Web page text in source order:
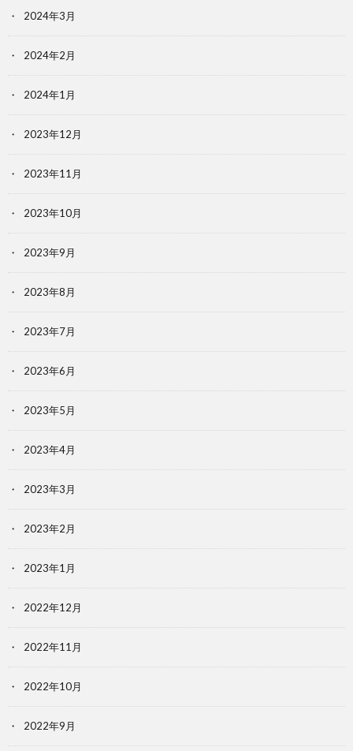
2024年3月
2024年2月
2024年1月
2023年12月
2023年11月
2023年10月
2023年9月
2023年8月
2023年7月
2023年6月
2023年5月
2023年4月
2023年3月
2023年2月
2023年1月
2022年12月
2022年11月
2022年10月
2022年9月